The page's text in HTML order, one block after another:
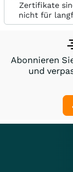
Zertifikate
nicht für
Abonnieren
und